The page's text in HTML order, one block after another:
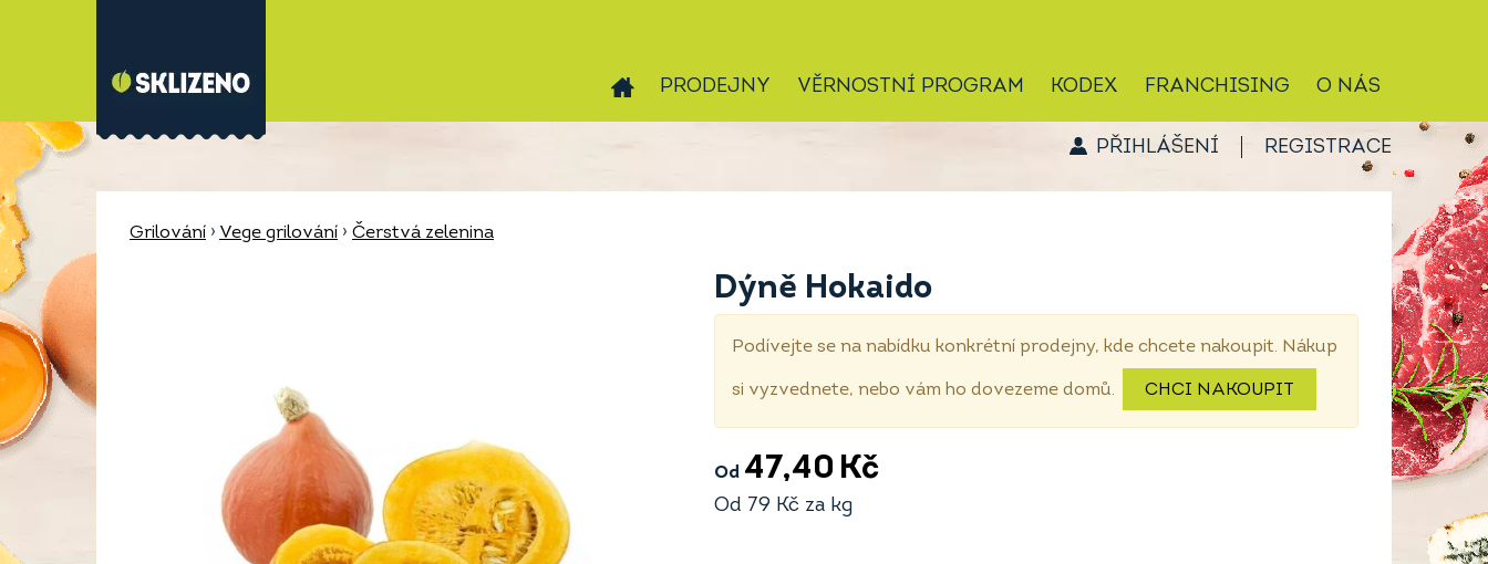
PRODEJNY VĚRNOSTNÍ PROGRAM KODEX FRANCHISING O NÁS
PŘIHLÁŠENÍ REGISTRACE
Grilování › Vege grilování › Čerstvá zelenina
Dýně Hokaido
Podívejte se na nabídku konkrétní prodejny, kde chcete nakoupit. Nákup
si vyzvednete, nebo vám ho dovezeme domů. CHCI NAKOUPIT
Od 47,40 Kč
Od 79 Kč za kg